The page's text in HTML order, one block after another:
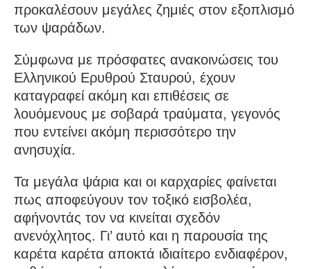
προκαλέσουν μεγάλες ζημιές στον εξοπλισμό
των ψαράδων.
Σύμφωνα με πρόσφατες ανακοινώσεις του
Ελληνικού Ερυθρού Σταυρού, έχουν
καταγραφεί ακόμη και επιθέσεις σε
λουόμενους με σοβαρά τραύματα, γεγονός
που εντείνει ακόμη περισσότερο την
ανησυχία.
Τα μεγάλα ψάρια και οι καρχαρίες φαίνεται
πως αποφεύγουν τον τοξικό εισβολέα,
αφήνοντάς τον να κινείται σχεδόν
ανενόχλητος. Γι’ αυτό και η παρουσία της
καρέτα καρέτα αποκτά ιδιαίτερο ενδιαφέρον,